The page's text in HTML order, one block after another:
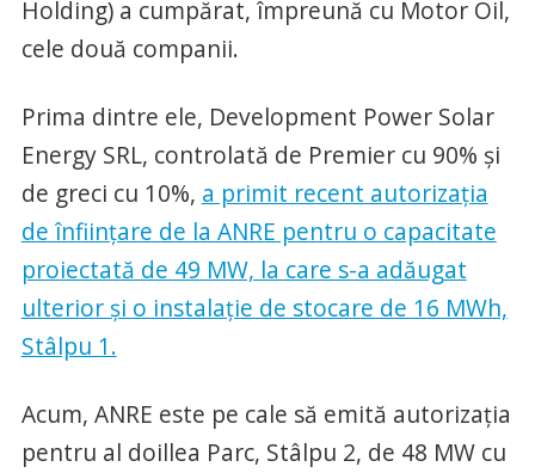
Holding) a cumpărat, împreună cu Motor Oil,
cele două companii.
Prima dintre ele, Development Power Solar
Energy SRL, controlată de Premier cu 90% și
de greci cu 10%, a primit recent autorizația
de înființare de la ANRE pentru o capacitate
proiectată de 49 MW, la care s-a adăugat
ulterior și o instalație de stocare de 16 MWh,
Stâlpu 1.
Acum, ANRE este pe cale să emită autorizația
pentru al doillea Parc, Stâlpu 2, de 48 MW cu